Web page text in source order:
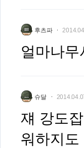
후츠파
얼마나무
슈달
쟤 강도
워하지